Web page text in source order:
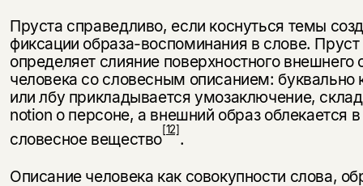
Пруста справедливо, если коснуться темы
фиксации образа-вос­поминания в слове. Пруст
опреде­ляет слияние поверхностного внешнего
человека со словесным описа­нием: буквально
или лбу прикладывается умозаключение,
notion о персоне, а внешний образ облекается в
словесное вещество[12].
Описание человека как совокупности слова,